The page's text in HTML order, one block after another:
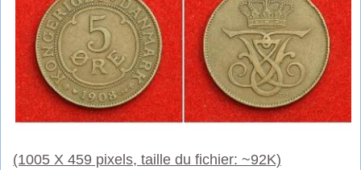
(1005 X 459 pixels, taille du fichier: ~92K)